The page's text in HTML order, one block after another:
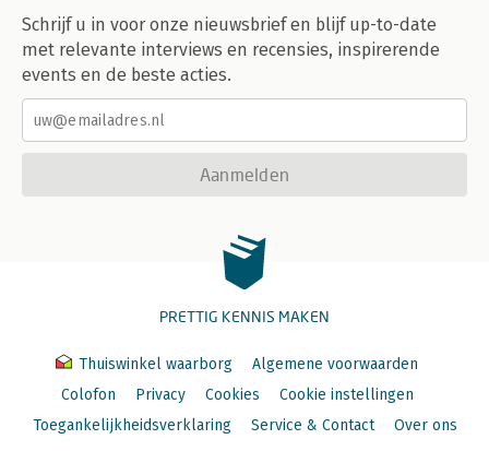
Schrijf u in voor onze nieuwsbrief en blijf up-to-date
met relevante interviews en recensies, inspirerende
events en de beste acties.
Aanmelden
PRETTIG KENNIS MAKEN
Thuiswinkel waarborg
Algemene voorwaarden
Colofon
Privacy Cookies
Cookie instellingen
Toegankelijkheidsverklaring
Service & Contact Over ons